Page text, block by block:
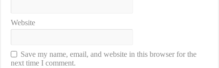
Website
Save my name, email, and website in this browser for the
next time I comment.